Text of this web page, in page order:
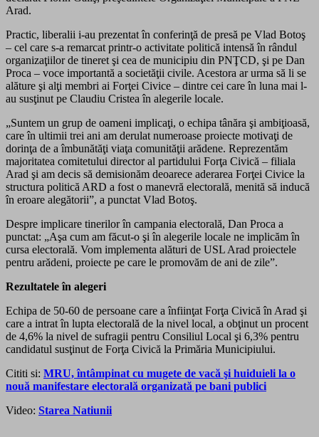
Arad.
Practic, liberalii i-au prezentat în conferinţă de presă pe Vlad Botoş
– cel care s-a remarcat printr-o activitate politică intensă în rândul
organizaţiilor de tineret şi cea de municipiu din PNŢCD, şi pe Dan
Proca – voce importantă a societăţii civile. Acestora ar urma să li se
alăture şi alţi membri ai Forţei Civice – dintre cei care în luna mai l-
au susţinut pe Claudiu Cristea în alegerile locale.
„Suntem un grup de oameni implicaţi, o echipa tânăra şi ambiţioasă,
care în ultimii trei ani am derulat numeroase proiecte motivaţi de
dorinţa de a îmbunătăţi viaţa comunităţii arădene. Reprezentăm
majoritatea comitetului director al partidului Forţa Civică – filiala
Arad şi am decis să demisionăm deoarece aderarea Forţei Civice la
structura politică ARD a fost o manevră electorală, menită să inducă
în eroare alegătorii”, a punctat Vlad Botoş.
Despre implicare tinerilor în campania electorală, Dan Proca a
punctat: „Aşa cum am făcut-o şi în alegerile locale ne implicăm în
cursa electorală. Vom implementa alături de USL Arad proiectele
pentru arădeni, proiecte pe care le promovăm de ani de zile”.
Rezultatele în alegeri
Echipa de 50-60 de persoane care a înfiinţat Forţa Civică în Arad şi
care a intrat în lupta electorală de la nivel local, a obţinut un procent
de 4,6% la nivel de sufragii pentru Consiliul Local şi 6,3% pentru
candidatul susţinut de Forţa Civică la Primăria Municipiului.
Cititi si: MRU, întâmpinat cu mugete de vacă şi huiduieli la o
nouă manifestare electorală organizată pe bani publici
Video: Starea Natiunii